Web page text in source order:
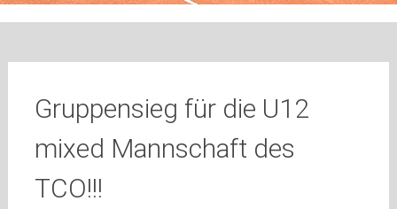
Gruppensieg für die U12
mixed Mannschaft des
TCO!!!